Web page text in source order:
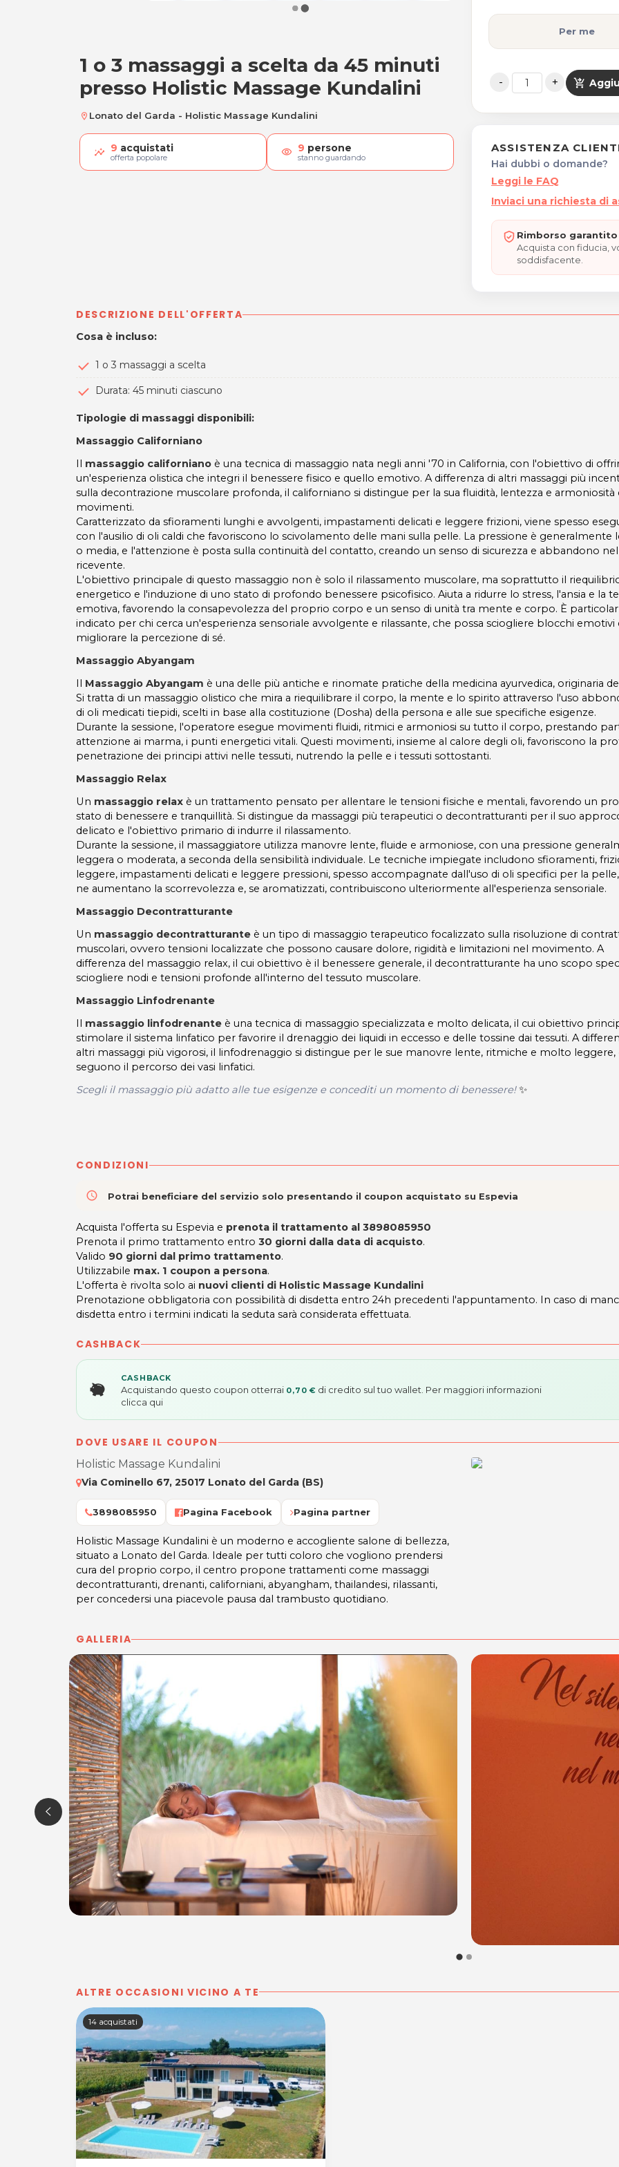
1 o 3 massaggi a scelta
1 o 3 massaggi a scelta da 45 minuti
presso Holistic Massage Kundalini
location_on Lonato del Garda - Holistic Massage Kundalini
9 acquistati
offerta popolare visibility 9 persone
stanno guardando
Per me
shopping_cart_checkout
ASSISTENZA
Hai dubbi o domande?
Leggi le FAQ
Inviaci una richiesta di
Rimborso
Acquista con fiducia,
soddisfacente.
DESCRIZIONE DELL'OFFERTA
Cosa è incluso:
1 o 3 massaggi a scelta
Durata: 45 minuti ciascuno
Tipologie di massaggi disponibili:
Massaggio Californiano
Il massaggio californiano è una tecnica di massaggio nata negli anni '70 in California, con l'obiettivo di
un'esperienza olistica che integri il benessere fisico e quello emotivo. A differenza di altri massaggi più
sulla decontrazione muscolare profonda, il californiano si distingue per la sua fluidità, lentezza e armoniosità
movimenti.
Caratterizzato da sfioramenti lunghi e avvolgenti, impastamenti delicati e leggere frizioni, viene spesso
con l'ausilio di oli caldi che favoriscono lo scivolamento delle mani sulla pelle. La pressione è generalmente
o media, e l'attenzione è posta sulla continuità del contatto, creando un senso di sicurezza e abbandono nel
ricevente.
L'obiettivo principale di questo massaggio non è solo il rilassamento muscolare, ma soprattutto il
energetico e l'induzione di uno stato di profondo benessere psicofisico. Aiuta a ridurre lo stress, l'ansia e la
emotiva, favorendo la consapevolezza del proprio corpo e un senso di unità tra mente e corpo. È
indicato per chi cerca un'esperienza sensoriale avvolgente e rilassante, che possa sciogliere blocchi emotivi
migliorare la percezione di sé.
Massaggio Abyangam
Il Massaggio Abyangam è una delle più antiche e rinomate pratiche della medicina ayurvedica, originaria
Si tratta di un massaggio olistico che mira a riequilibrare il corpo, la mente e lo spirito attraverso l'uso
di oli medicati tiepidi, scelti in base alla costituzione (Dosha) della persona e alle sue specifiche esigenze.
Durante la sessione, l'operatore esegue movimenti fluidi, ritmici e armoniosi su tutto il corpo, prestando
attenzione ai marma, i punti energetici vitali. Questi movimenti, insieme al calore degli oli, favoriscono la
penetrazione dei principi attivi nelle tessuti, nutrendo la pelle e i tessuti sottostanti.
Massaggio Relax
Un massaggio relax è un trattamento pensato per allentare le tensioni fisiche e mentali, favorendo un
stato di benessere e tranquillità. Si distingue da massaggi più terapeutici o decontratturanti per il suo
delicato e l'obiettivo primario di indurre il rilassamento.
Durante la sessione, il massaggiatore utilizza manovre lente, fluide e armoniose, con una pressione
leggera o moderata, a seconda della sensibilità individuale. Le tecniche impiegate includono sfioramenti,
leggere, impastamenti delicati e leggere pressioni, spesso accompagnate dall'uso di oli specifici per la
ne aumentano la scorrevolezza e, se aromatizzati, contribuiscono ulteriormente all'esperienza sensoriale.
Massaggio Decontratturante
Un massaggio decontratturante è un tipo di massaggio terapeutico focalizzato sulla risoluzione di
muscolari, ovvero tensioni localizzate che possono causare dolore, rigidità e limitazioni nel movimento. A
differenza del massaggio relax, il cui obiettivo è il benessere generale, il decontratturante ha uno scopo
sciogliere nodi e tensioni profonde all'interno del tessuto muscolare.
Massaggio Linfodrenante
Il massaggio linfodrenante è una tecnica di massaggio specializzata e molto delicata, il cui obiettivo
stimolare il sistema linfatico per favorire il drenaggio dei liquidi in eccesso e delle tossine dai tessuti. A
altri massaggi più vigorosi, il linfodrenaggio si distingue per le sue manovre lente, ritmiche e molto leggere,
seguono il percorso dei vasi linfatici.
Scegli il massaggio più adatto alle tue esigenze e concediti un momento di benessere!✨
CONDIZIONI
access_time Potrai beneficiare del servizio solo presentando il coupon acquistato su Espevia
Acquista l'offerta su Espevia e prenota il trattamento al 3898085950
Prenota il primo trattamento entro 30 giorni dalla data di acquisto.
Valido 90 giorni dal primo trattamento.
Utilizzabile max. 1 coupon a persona.
L'offerta è rivolta solo ai nuovi clienti di Holistic Massage Kundalini
Prenotazione obbligatoria con possibilità di disdetta entro 24h precedenti l'appuntamento. In caso di
disdetta entro i termini indicati la seduta sarà considerata effettuata.
CASHBACK
CASHBACK
Acquistando questo coupon otterrai 0,70 € di credito sul tuo wallet. Per maggiori informazioni
clicca qui
DOVE USARE IL COUPON
Holistic Massage Kundalini
Via Cominello 67, 25017 Lonato del Garda (BS)
3898085950 Pagina Facebook Pagina partner
Holistic Massage Kundalini è un moderno e accogliente salone di bellezza,
situato a Lonato del Garda. Ideale per tutti coloro che vogliono prendersi
cura del proprio corpo, il centro propone trattamenti come massaggi
decontratturanti, drenanti, californiani, abyangham, thailandesi, rilassanti,
per concedersi una piacevole pausa dal trambusto quotidiano.
GALLERIA
ALTRE OCCASIONI VICINO A TE
14 acquistati